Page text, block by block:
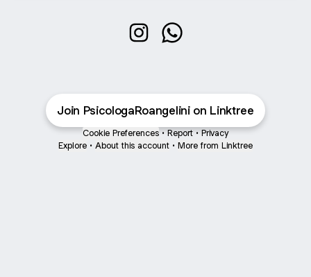
Join PsicologaRoangelini on Linktree
Cookie Preferences • Report • Privacy
Explore • About this account • More from Linktree